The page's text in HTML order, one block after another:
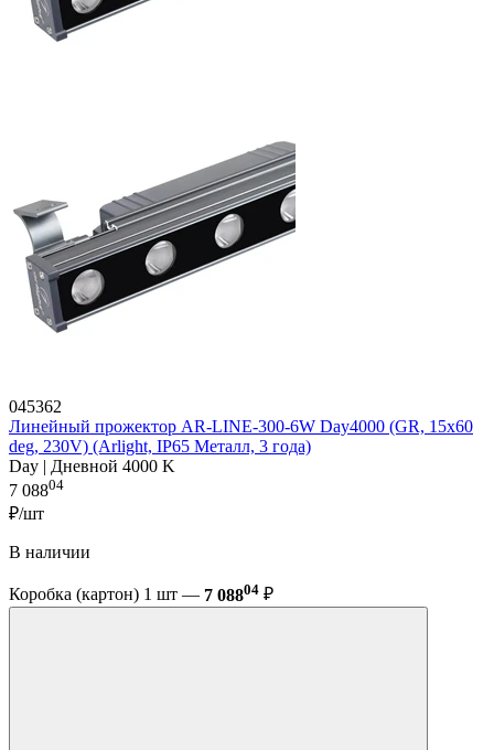
045362
Линейный прожектор AR-LINE-300-6W Day4000 (GR, 15x60
deg, 230V) (Arlight, IP65 Металл, 3 года)
Day | Дневной 4000 K
7 08804
₽/шт
В наличии
Коробка (картон) 1 шт — 7 08804 ₽